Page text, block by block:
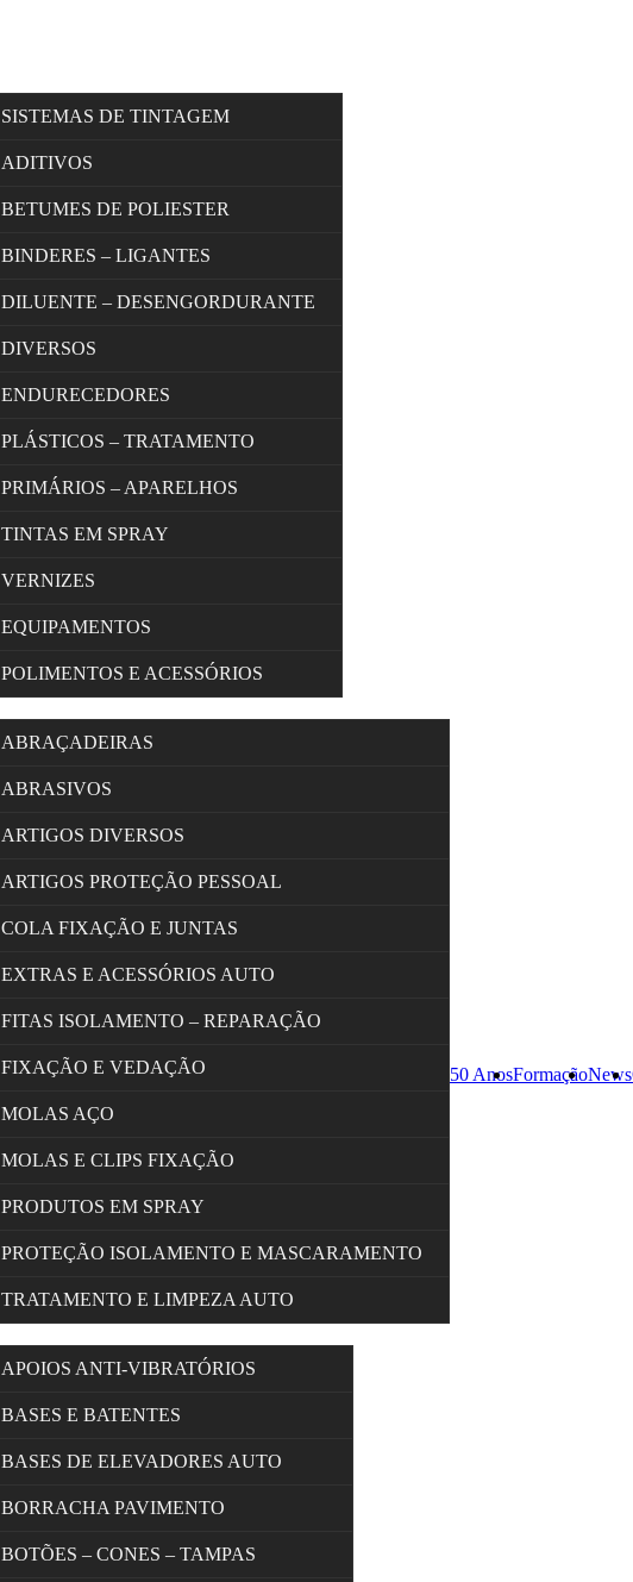
SISTEMAS DE TINTAGEM
ADITIVOS
BETUMES DE POLIESTER
BINDERES – LIGANTES
DILUENTE – DESENGORDURANTE
DIVERSOS
ENDURECEDORES
PLÁSTICOS – TRATAMENTO
PRIMÁRIOS – APARELHOS
TINTAS EM SPRAY
VERNIZES
EQUIPAMENTOS
POLIMENTOS E ACESSÓRIOS
ABRAÇADEIRAS
ABRASIVOS
ARTIGOS DIVERSOS
ARTIGOS PROTEÇÃO PESSOAL
COLA FIXAÇÃO E JUNTAS
EXTRAS E ACESSÓRIOS AUTO
FITAS ISOLAMENTO – REPARAÇÃO
FIXAÇÃO E VEDAÇÃO
MOLAS AÇO
MOLAS E CLIPS FIXAÇÃO
PRODUTOS EM SPRAY
PROTEÇÃO ISOLAMENTO E MASCARAMENTO
TRATAMENTO E LIMPEZA AUTO
APOIOS ANTI-VIBRATÓRIOS
BASES E BATENTES
BASES DE ELEVADORES AUTO
BORRACHA PAVIMENTO
BOTÕES – CONES – TAMPAS
50 AnosFormaçãoNews